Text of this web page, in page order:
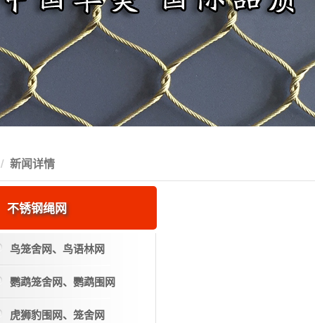
新闻详情
不锈钢绳网
鸟笼舍网、鸟语林网
鹦鹉笼舍网、鹦鹉围网
虎狮豹围网、笼舍网